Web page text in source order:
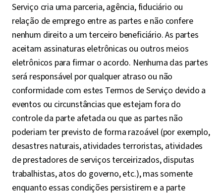
Serviço cria uma parceria, agência, fiduciário ou
relação de emprego entre as partes e não confere
nenhum direito a um terceiro beneficiário. As partes
aceitam assinaturas eletrônicas ou outros meios
eletrônicos para firmar o acordo. Nenhuma das partes
será responsável por qualquer atraso ou não
conformidade com estes Termos de Serviço devido a
eventos ou circunstâncias que estejam fora do
controle da parte afetada ou que as partes não
poderiam ter previsto de forma razoável (por exemplo,
desastres naturais, atividades terroristas, atividades
de prestadores de serviços terceirizados, disputas
trabalhistas, atos do governo, etc.), mas somente
enquanto essas condições persistirem e a parte